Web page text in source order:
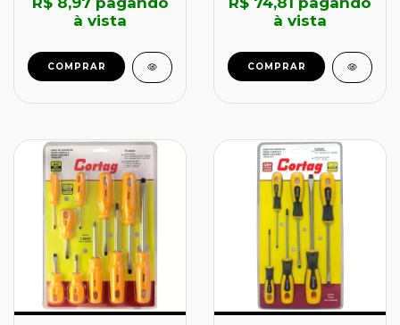
à vista
COMPRAR
à vista
COMPRAR